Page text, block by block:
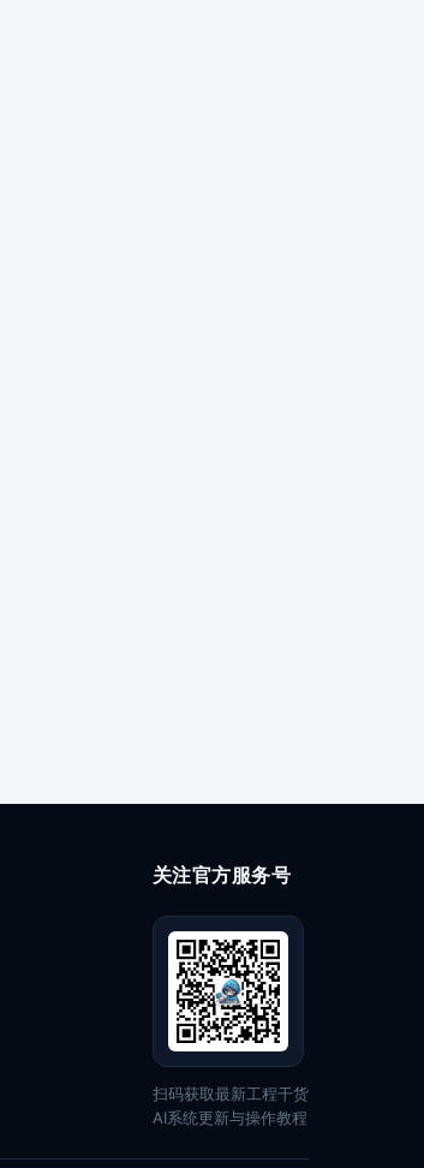
关注官方服务号
扫码获取最新工程干货
AI系统更新与操作教程